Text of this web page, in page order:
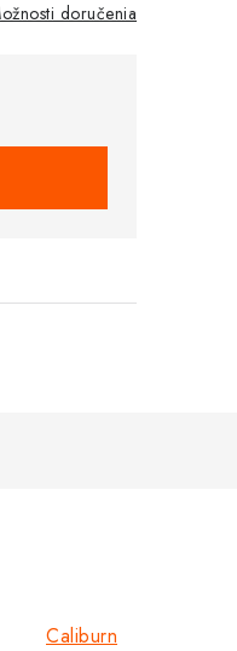
doručenia
Caliburn